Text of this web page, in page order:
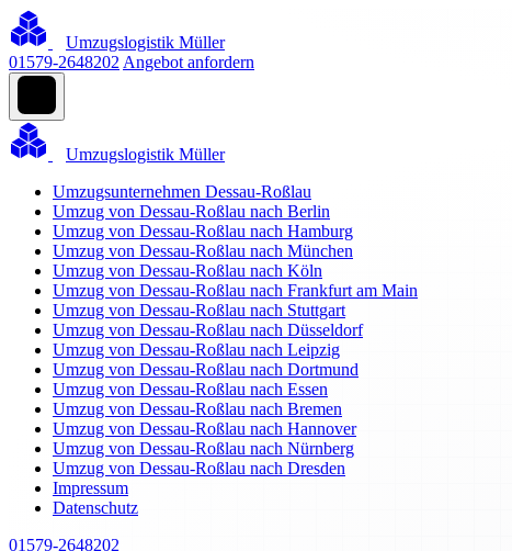
Umzugslogistik Müller
01579-2648202 Angebot anfordern
Umzugslogistik Müller
Umzugsunternehmen Dessau-Roßlau
Umzug von Dessau-Roßlau nach Berlin
Umzug von Dessau-Roßlau nach Hamburg
Umzug von Dessau-Roßlau nach München
Umzug von Dessau-Roßlau nach Köln
Umzug von Dessau-Roßlau nach Frankfurt am Main
Umzug von Dessau-Roßlau nach Stuttgart
Umzug von Dessau-Roßlau nach Düsseldorf
Umzug von Dessau-Roßlau nach Leipzig
Umzug von Dessau-Roßlau nach Dortmund
Umzug von Dessau-Roßlau nach Essen
Umzug von Dessau-Roßlau nach Bremen
Umzug von Dessau-Roßlau nach Hannover
Umzug von Dessau-Roßlau nach Nürnberg
Umzug von Dessau-Roßlau nach Dresden
Impressum
Datenschutz
01579-2648202